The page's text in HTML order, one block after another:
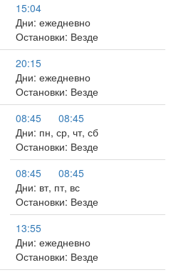
15:04
Дни: ежедневно
Остановки: Везде
20:15
Дни: ежедневно
Остановки: Везде
08:45
08:45
Дни: пн, ср, чт, сб
Остановки: Везде
08:45
08:45
Дни: вт, пт, вс
Остановки: Везде
13:55
Дни: ежедневно
Остановки: Везде